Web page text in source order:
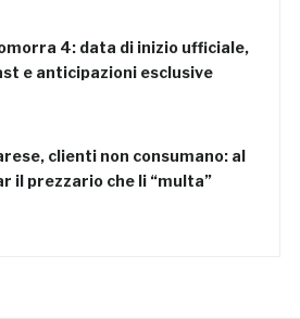
4: data di inizio ufficiale,
e anticipazioni esclusive
clienti non consumano: al
il prezzario che li “multa”